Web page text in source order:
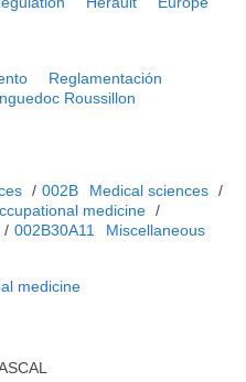
Reglamentación
Roussillon
/ 002B Medical sciences /
medicine /
/ 002B30A11 Miscellaneous
medicine